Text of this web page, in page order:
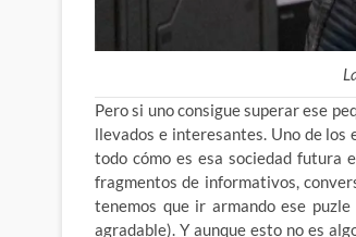
Pero si uno consigue superar ese
llevados e interesantes. Uno de los
todo cómo es esa sociedad futura
fragmentos de informativos,
tenemos que ir armando ese
agradable). Y aunque esto no es